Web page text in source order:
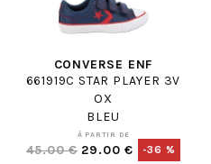
CONVERSE ENF
661919C STAR PLAYER 3V
OX
BLEU
À PARTIR DE
45.00 € 29.00 € -36 %